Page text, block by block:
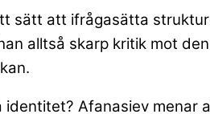
sätt att ifrågasätta
alltså skarp kritik mot
Afanasiev menar